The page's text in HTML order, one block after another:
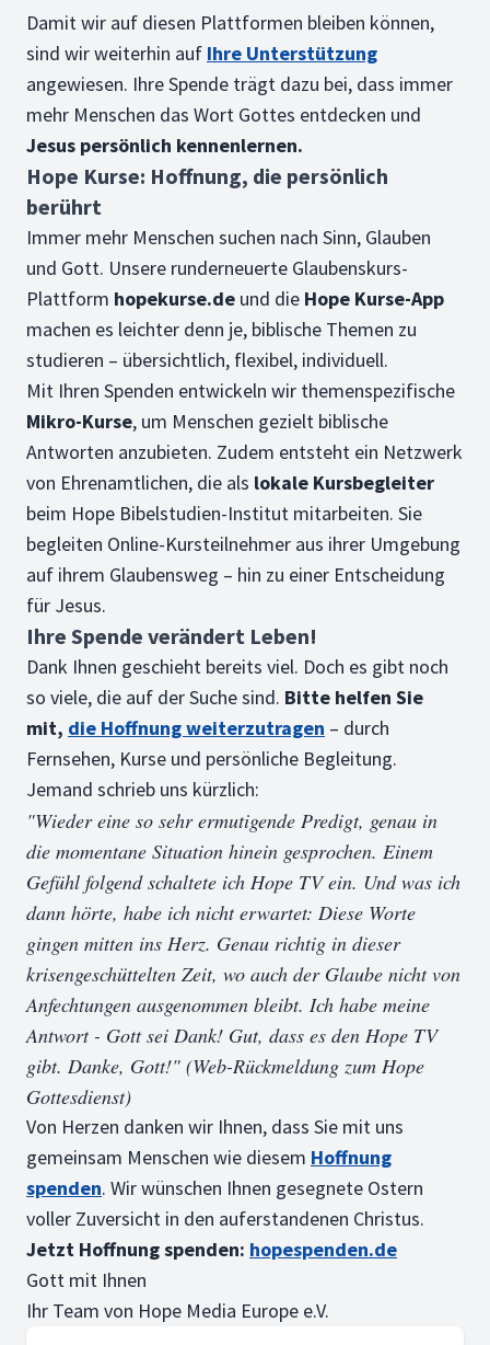
Damit wir auf diesen Plattformen bleiben können,
sind wir weiterhin auf Ihre Unterstützung
angewiesen. Ihre Spende trägt dazu bei, dass immer
mehr Menschen das Wort Gottes entdecken und
Jesus persönlich kennenlernen.
Hope Kurse: Hoffnung, die persönlich
berührt
Immer mehr Menschen suchen nach Sinn, Glauben
und Gott. Unsere runderneuerte Glaubenskurs-
Plattform hopekurse.de und die Hope Kurse-App
machen es leichter denn je, biblische Themen zu
studieren – übersichtlich, flexibel, individuell.
Mit Ihren Spenden entwickeln wir themenspezifische
Mikro-Kurse, um Menschen gezielt biblische
Antworten anzubieten. Zudem entsteht ein Netzwerk
von Ehrenamtlichen, die als lokale Kursbegleiter
beim Hope Bibelstudien-Institut mitarbeiten. Sie
begleiten Online-Kursteilnehmer aus ihrer Umgebung
auf ihrem Glaubensweg – hin zu einer Entscheidung
für Jesus.
Ihre Spende verändert Leben!
Dank Ihnen geschieht bereits viel. Doch es gibt noch
so viele, die auf der Suche sind. Bitte helfen Sie
mit, die Hoffnung weiterzutragen – durch
Fernsehen, Kurse und persönliche Begleitung.
Jemand schrieb uns kürzlich:
"Wieder eine so sehr ermutigende Predigt, genau in
die momentane Situation hinein gesprochen. Einem
Gefühl folgend schaltete ich Hope TV ein. Und was ich
dann hörte, habe ich nicht erwartet: Diese Worte
gingen mitten ins Herz. Genau richtig in dieser
krisengeschüttelten Zeit, wo auch der Glaube nicht von
Anfechtungen ausgenommen bleibt. Ich habe meine
Antwort - Gott sei Dank! Gut, dass es den Hope TV
gibt. Danke, Gott!" (Web-Rückmeldung zum Hope
Gottesdienst)
Von Herzen danken wir Ihnen, dass Sie mit uns
gemeinsam Menschen wie diesem Hoffnung
spenden. Wir wünschen Ihnen gesegnete Ostern
voller Zuversicht in den auferstandenen Christus.
Jetzt Hoffnung spenden: hopespenden.de
Gott mit Ihnen
Ihr Team von Hope Media Europe e.V.